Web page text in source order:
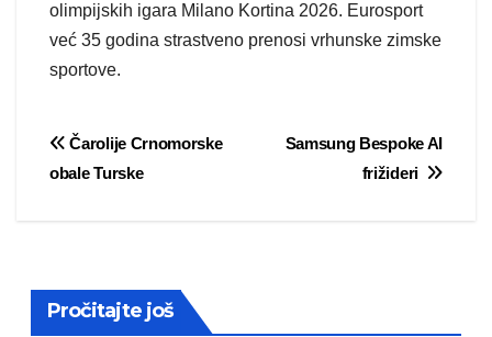
olimpijskih igara Milano Kortina 2026. Eurosport
već 35 godina strastveno prenosi vrhunske zimske
sportove.
Post
Samsung Bespoke AI
frižideri
Čarolije Crnomorske
obale Turske
Pročitajte još